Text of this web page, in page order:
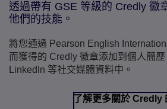
透過帶有 GSE 等級的 Credly 徽
他們的技能。
將您通過 Pearson English
而獲得的 Credly 徽章添加到個人簡歷
LinkedIn 等社交媒體資料中。
了解更多關於 Credly